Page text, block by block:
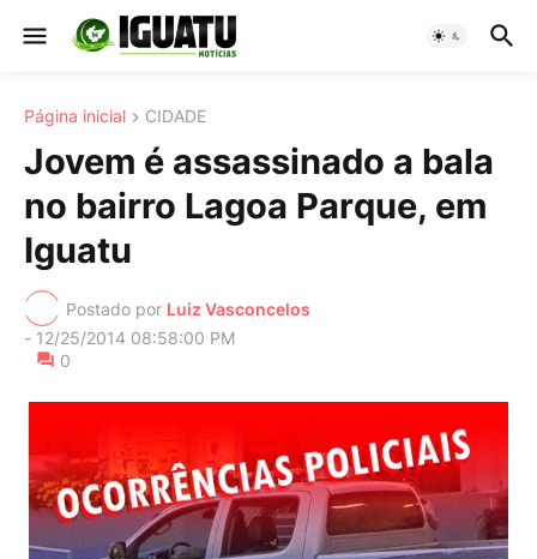
Página inicial CIDADE
Jovem é assassinado a bala
no bairro Lagoa Parque, em
Iguatu
Postado por Luiz Vasconcelos
- 12/25/2014 08:58:00 PM
0